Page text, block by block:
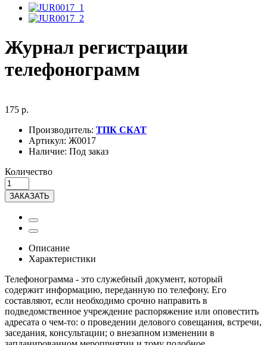
Журнал регистрации
телефонограмм
175 р.
Производитель: ТПК СКАТ
Артикул: Ж0017
Наличие: Под заказ
Количество
ЗАКАЗАТЬ
Описание
Характеристики
Телефонограмма - это служебный документ, который
содержит информацию, переданную по телефону. Его
составляют, если необходимо срочно направить в
подведомственное учреждение распоряжение или оповестить
адресата о чем-то: о проведении делового совещания, встречи,
заседания, консультации; о внезапном изменении в